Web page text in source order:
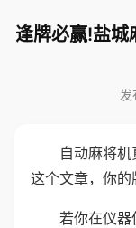
逢牌必赢!盐城
自动麻将
这个文章，你的
若你在仪器